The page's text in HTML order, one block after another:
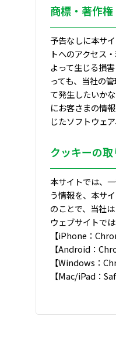
商標・著作
予告なしに本サ
トへのアクセス
よって生じる損
っても、当社の
て発生したいか
にお客さまの情
じたソフトウェ
クッキーの
本サイトでは、
う情報を、本サ
のことで、当社
ウェブサイトで
【iPhone：
【Android：
【Windows：
【Mac/iPad：